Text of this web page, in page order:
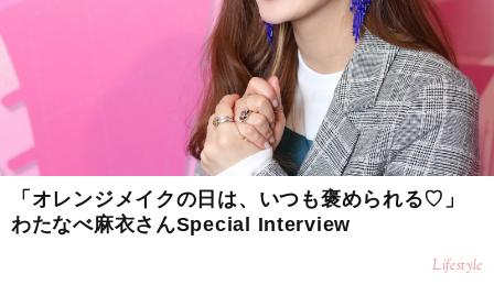
「オレンジメイクの日は、いつも褒められる♡」
わたなべ麻衣さんSpecial Interview
Lifestyle